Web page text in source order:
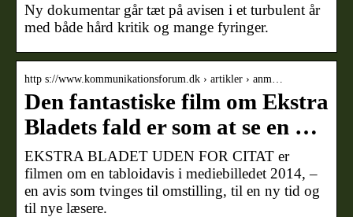
Ny dokumentar går tæt på avisen i et turbulent år
med både hård kritik og mange fyringer.
http s://www.kommunikationsforum.dk › artikler › anm…
Den fantastiske film om Ekstra
Bladets fald er som at se en …
EKSTRA BLADET UDEN FOR CITAT er
filmen om en tabloidavis i mediebilledet 2014, –
en avis som tvinges til omstilling, til en ny tid og
til nye læsere.